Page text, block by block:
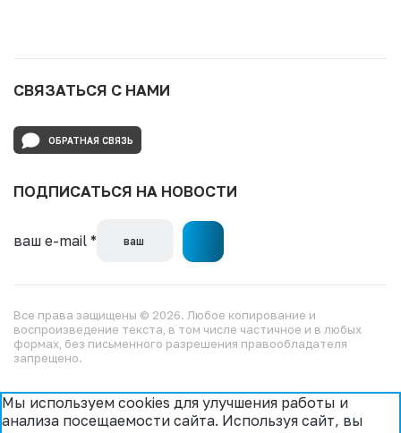
СВЯЗАТЬСЯ С НАМИ
ОБРАТНАЯ СВЯЗЬ
ПОДПИСАТЬСЯ НА НОВОСТИ
ваш e-mail *
Все права защищены © 2026. Любое копирование и
воспроизведение текста, в том числе частичное и в любых
формах, без письменного разрешения правообладателя
запрещено.
Мы используем cookies для улучшения работы и
анализа посещаемости сайта. Используя сайт, вы